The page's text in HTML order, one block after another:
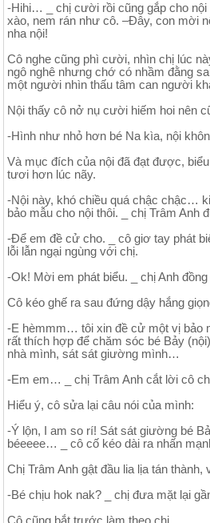
-Hihi… _ chị cười rồi cũng gắp cho
xào, nem rán như cô. –Đây, con mời
nha nội!
Cô nghe cũng phì cười, nhìn chị lúc
ngô nghê nhưng chớ có nhầm đằng
một người nhìn thấu tâm can người
Nội thấy cô nở nụ cười hiếm hoi nên
-Hình như nhỏ hơn bé Na kìa, nội
Và mục đích của nội đã đạt được,
tươi hơn lúc nãy.
-Nội này, khó chiều quá chậc chậc…
bảo mẫu cho nội thôi. _ chị Trâm Anh
-Để em đề cử cho. _ cô giơ tay phát
lỗi lẫn ngại ngùng với chị.
-Ok! Mời em phát biểu. _ chị Anh đồng
Cô kéo ghế ra sau đứng dậy hắng
-E hèmmm… tôi xin đề cử một vị bảo
rất thích hợp để chăm sóc bé Bảy
nhà mình, sát sát giường mình…
-Em em… _ chị Trâm Anh cắt lời cô
Hiểu ý, cô sửa lại câu nói của mình:
-Ý lộn, I am so rí! Sát sát giường bé
béeeee… _ cô cố kéo dài ra nhấn
Chị Trâm Anh gật đầu lia lịa tán
-Bé chịu hok nak? _ chị đưa mặt lại
Cô cũng bắt trước làm theo chị.